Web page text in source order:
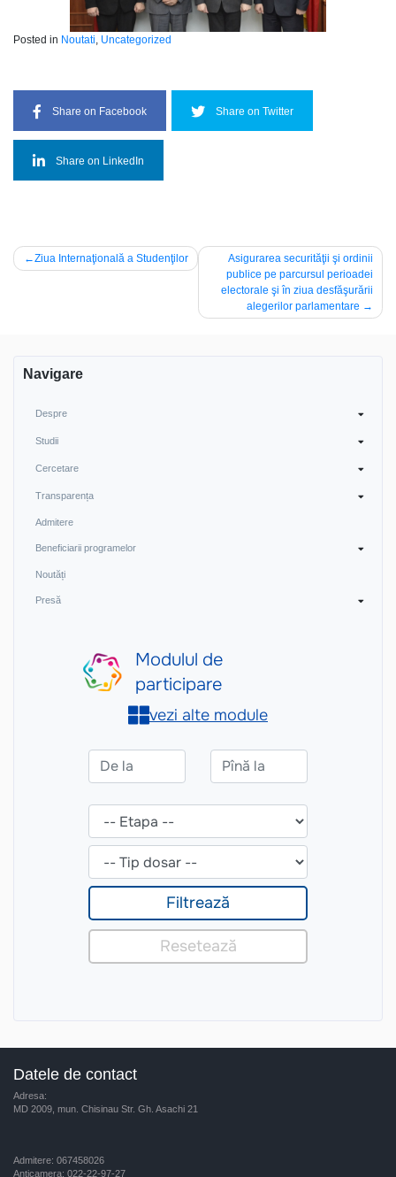
Posted in Noutati, Uncategorized
Share on Facebook Share on Twitter
Share on LinkedIn
Navigare
Ziua Internaţională a Studenţilor
Asigurarea securităţii şi ordinii
publice pe parcursul perioadei
electorale şi în ziua desfăşurării
alegerilor parlamentare
Navigare
Despre
Studii
Cercetare
Transparența
Admitere
Beneficiarii programelor
Noutăți
Presă
Datele de contact
Adresa:
MD 2009, mun. Chisinau Str. Gh. Asachi 21
Admitere: 067458026
Anticamera: 022-22-97-27